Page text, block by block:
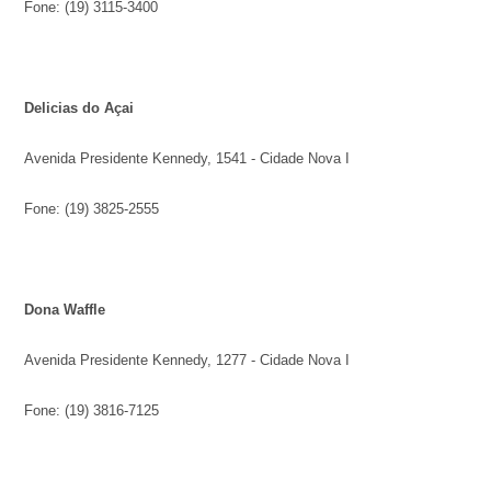
Fone: (19) 3115-3400
Delicias do Açai
Avenida Presidente Kennedy, 1541 - Cidade Nova I
Fone: (19) 3825-2555
Dona Waffle
Avenida Presidente Kennedy, 1277 - Cidade Nova I
Fone: (19) 3816-7125